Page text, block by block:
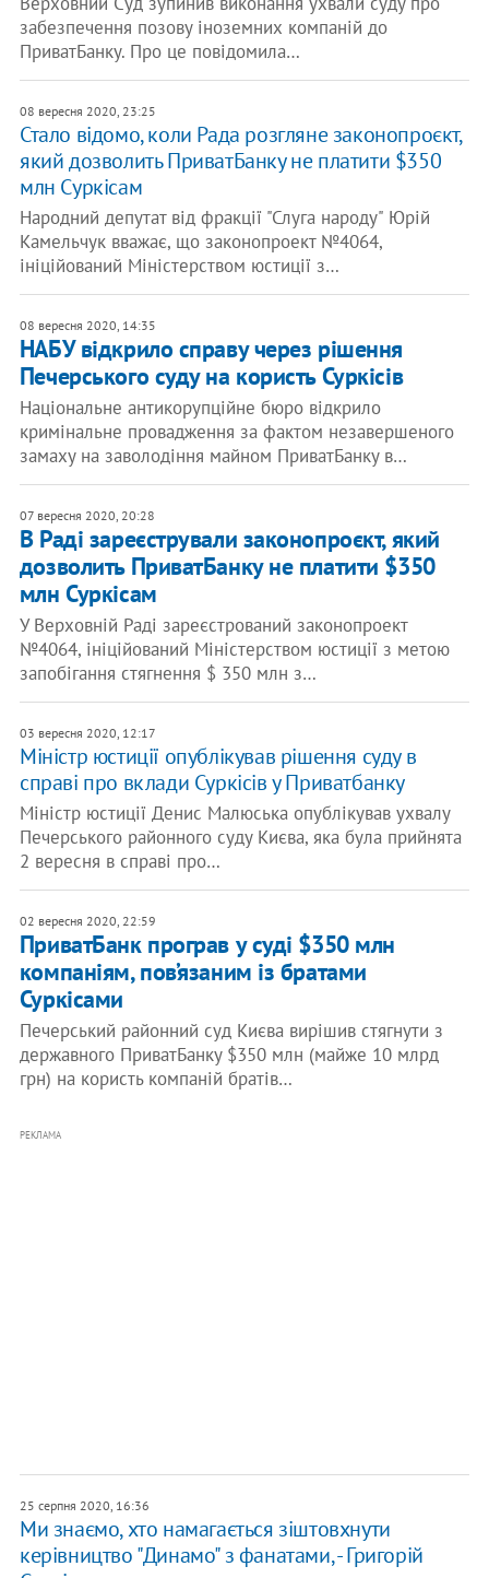
забезпечення позову іноземних компаній до
ПриватБанку. Про це повідомила…
08 вересня 2020, 23:25
​​Стало відомо, коли Рада розгляне законопроєкт,
який дозволить ПриватБанку не платити $350
млн Суркісам
Народний депутат від фракції "Слуга народу" Юрій
Камельчук вважає, що законопроект №4064,
ініційований Міністерством юстиції з…
08 вересня 2020, 14:35
НАБУ відкрило справу через рішення
Печерського суду на користь Суркісів
Національне антикорупційне бюро відкрило
кримінальне провадження за фактом незавершеного
замаху на заволодіння майном ПриватБанку в…
07 вересня 2020, 20:28
​В Раді зареєстрували законопроєкт, який
дозволить ПриватБанку не платити $350
млн Суркісам
У Верховній Раді зареєстрований законопроект
№4064, ініційований Міністерством юстиції з метою
запобігання стягнення $ 350 млн з…
03 вересня 2020, 12:17
Міністр юстиції опублікував рішення суду в
справі про вклади Суркісів у Приватбанку
Міністр юстиції Денис Малюська опублікував ухвалу
Печерського районного суду Києва, яка була прийнята
2 вересня в справі про…
02 вересня 2020, 22:59
ПриватБанк програв у суді $350 млн
компаніям, пов’язаним із братами
Суркісами
Печерський районний суд Києва вирішив стягнути з
державного ПриватБанку $350 млн (майже 10 млрд
грн) на користь компаній братів…
РЕКЛАМА
25 серпня 2020, 16:36
Ми знаємо, хто намагається зіштовхнути
керівництво "Динамо" з фанатами, - Григорій